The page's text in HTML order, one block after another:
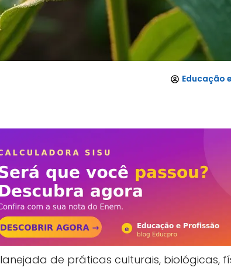
Educação
de práticas culturais, biológicas,